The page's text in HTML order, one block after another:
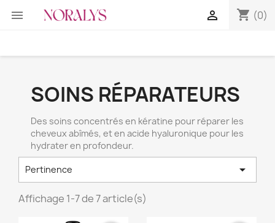
 shopping_cart (0)

SOINS RÉPARATEURS
Des soins concentrés en kératine pour réparer les
cheveux abîmés, et en acide hyaluronique pour les
hydrater en profondeur.
Pertinence 
Affichage 1-7 de 7 article(s)